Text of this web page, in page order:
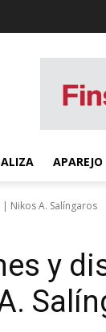
APAREJO
Nikos A. Salíngaros
y